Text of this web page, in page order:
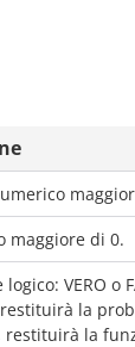
maggiore di 0.
VERO o
restituirà la
restituirà la